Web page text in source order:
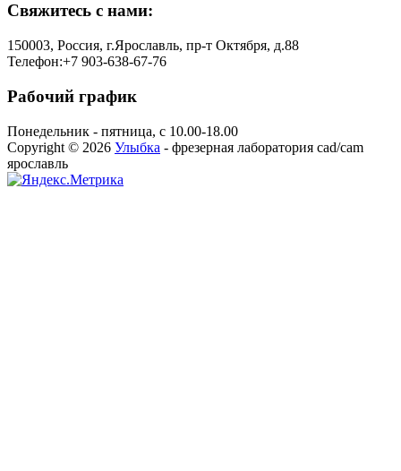
Свяжитесь с нами:
150003, Россия, г.Ярославль, пр-т Октября, д.88
Телефон:+7 903-638-67-76
Рабочий график
Понедельник - пятница, с 10.00-18.00
Copyright © 2026 Улыбка - фрезерная лаборатория cad/cam
ярославль